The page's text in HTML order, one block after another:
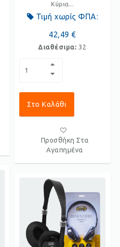
Κύρια...
Τιμή χωρίς ΦΠΑ:
42,49 €
Διαθέσιμα: 32
Στο Καλάθι
Προσθήκη Στα
Αγαπημένα